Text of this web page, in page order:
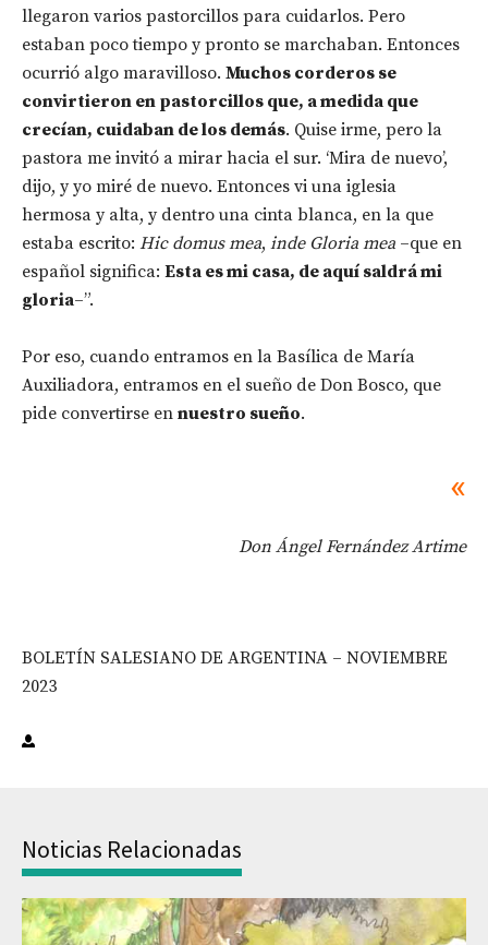
llegaron varios pastorcillos para cuidarlos. Pero
estaban poco tiempo y pronto se marchaban. Entonces
ocurrió algo maravilloso. Muchos corderos se
convirtieron en pastorcillos que, a medida que
crecían, cuidaban de los demás. Quise irme, pero la
pastora me invitó a mirar hacia el sur. ‘Mira de nuevo’,
dijo, y yo miré de nuevo. Entonces vi una iglesia
hermosa y alta, y dentro una cinta blanca, en la que
estaba escrito: Hic domus mea, inde Gloria mea –que en
español significa: Esta es mi casa, de aquí saldrá mi
gloria–”.
Por eso, cuando entramos en la Basílica de María
Auxiliadora, entramos en el sueño de Don Bosco, que
pide convertirse en nuestro sueño.
«
Don Ángel Fernández Artime
BOLETÍN SALESIANO DE ARGENTINA – NOVIEMBRE
2023
Noticias Relacionadas